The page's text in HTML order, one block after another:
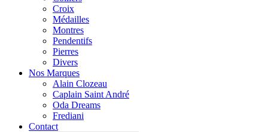
Croix
Médailles
Montres
Pendentifs
Pierres
Divers
Nos Marques
Alain Clozeau
Caplain Saint André
Oda Dreams
Frediani
Contact